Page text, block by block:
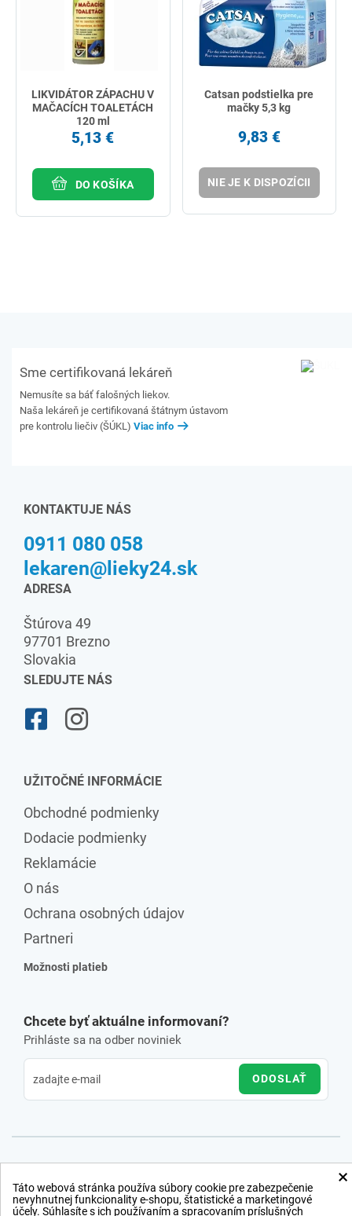
podľa názvu od A
LIKVIDÁTOR ZÁPACHU V
MAČACÍCH TOALETÁCH
120 ml
5,13 €
DO KOŠÍKA
Catsan podstielka pre
mačky 5,3 kg
9,83 €
NIE JE K DISPOZÍCII
Sme certifikovaná lekáreň
Nemusíte sa báť falošných liekov.
Naša lekáreň je certifikovaná štátnym ústavom
pre kontrolu liečiv (ŠÚKL) Viac info
KONTAKTUJE NÁS
0911 080 058
lekaren@lieky24.sk
ADRESA
Štúrova 49
97701 Brezno
Slovakia
SLEDUJTE NÁS
UŽITOČNÉ INFORMÁCIE
Obchodné podmienky
Dodacie podmienky
Reklamácie
O nás
Ochrana osobných údajov
Partneri
Možnosti platieb
Chcete byť aktuálne informovaní?
Prihláste sa na odber noviniek
ODOSLAŤ
×
Táto webová stránka používa súbory cookie pre zabezpečenie
nevyhnutnej funkcionality e-shopu, štatistické a marketingové
účely. Súhlasíte s ich používaním a spracovaním príslušných